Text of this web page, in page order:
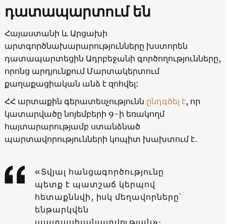
դատապարտում են
Հայաստանի և Արցախի
արտգործնախարարությունները խստորեն
դատապարտեցին Ադրբեջանի գործողությունները,
որոնց արդյունքում Մարտակերտում
քաղաքացիական անձ է զոհվել:
ՀՀ արտաքին գերատեսչությունն ընդգծել է, որ
կատարվածը նոյեմբերի 9-ի եռակողմ
հայտարարությամբ ստանձնած
պարտավորությունների կոպիտ խախտում է․
«Տվյալ հանցագործությունը
պետք է պատշաճ կերպով
հետաքննվի, իսկ մեղավորները՝
ենթարկվեն
պատասխանատվության»։